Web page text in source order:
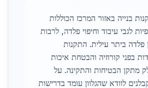
בנייה באזור המרכז הכוללות
לגבי עיבוד וחיפוי פלדה, לרבות
פלדה ביתר עילית. התקנות
בפני קורוזיה והבטחת איכות
מתקן הבטיחות והתקינה. על
לוודא שהגלוון עומד בדרישות